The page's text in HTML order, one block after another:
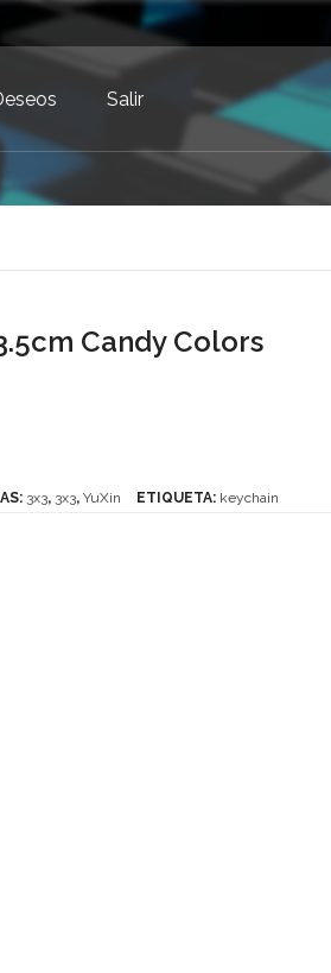
Salir
Candy Colors
3x3, 3x3, YuXin ETIQUETA: keychain